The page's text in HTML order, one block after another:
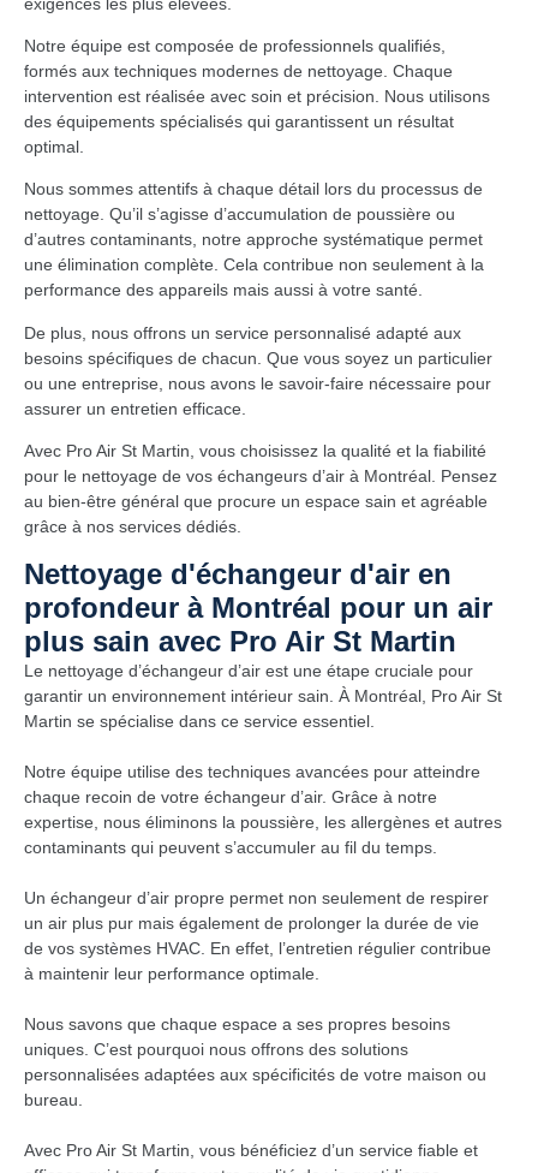
Notre équipe est composée de professionnels qualifiés,
formés aux techniques modernes de nettoyage. Chaque
intervention est réalisée avec soin et précision. Nous utilisons
des équipements spécialisés qui garantissent un résultat
optimal.
Nous sommes attentifs à chaque détail lors du processus de
nettoyage. Qu’il s’agisse d’accumulation de poussière ou
d’autres contaminants, notre approche systématique permet
une élimination complète. Cela contribue non seulement à la
performance des appareils mais aussi à votre santé.
De plus, nous offrons un service personnalisé adapté aux
besoins spécifiques de chacun. Que vous soyez un particulier
ou une entreprise, nous avons le savoir-faire nécessaire pour
assurer un entretien efficace.
Avec Pro Air St Martin, vous choisissez la qualité et la fiabilité
pour le nettoyage de vos échangeurs d’air à Montréal. Pensez
au bien-être général que procure un espace sain et agréable
grâce à nos services dédiés.
Nettoyage d'échangeur d'air en
profondeur à Montréal pour un air
plus sain avec Pro Air St Martin
Le nettoyage d’échangeur d’air est une étape cruciale pour
garantir un environnement intérieur sain. À Montréal, Pro Air St
Martin se spécialise dans ce service essentiel.
Notre équipe utilise des techniques avancées pour atteindre
chaque recoin de votre échangeur d’air. Grâce à notre
expertise, nous éliminons la poussière, les allergènes et autres
contaminants qui peuvent s’accumuler au fil du temps.
Un échangeur d’air propre permet non seulement de respirer
un air plus pur mais également de prolonger la durée de vie
de vos systèmes HVAC. En effet, l’entretien régulier contribue
à maintenir leur performance optimale.
Nous savons que chaque espace a ses propres besoins
uniques. C’est pourquoi nous offrons des solutions
personnalisées adaptées aux spécificités de votre maison ou
bureau.
Avec Pro Air St Martin, vous bénéficiez d’un service fiable et